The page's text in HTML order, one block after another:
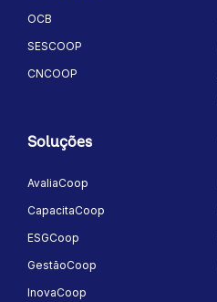
OCB
SESCOOP
CNCOOP
Soluções
AvaliaCoop
CapacitaCoop
ESGCoop
GestãoCoop
InovaCoop